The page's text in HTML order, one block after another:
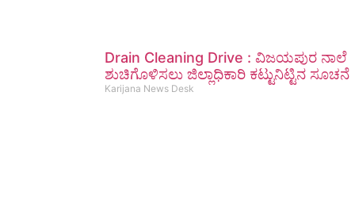
Drain Cleaning Drive : ವಿಜಯಪುರ ನಾಲೆ
ಶುಚಿಗೊಳಿಸಲು ಜಿಲ್ಲಾಧಿಕಾರಿ ಕಟ್ಟುನಿಟ್ಟಿನ ಸೂಚನೆ
Karijana News Desk